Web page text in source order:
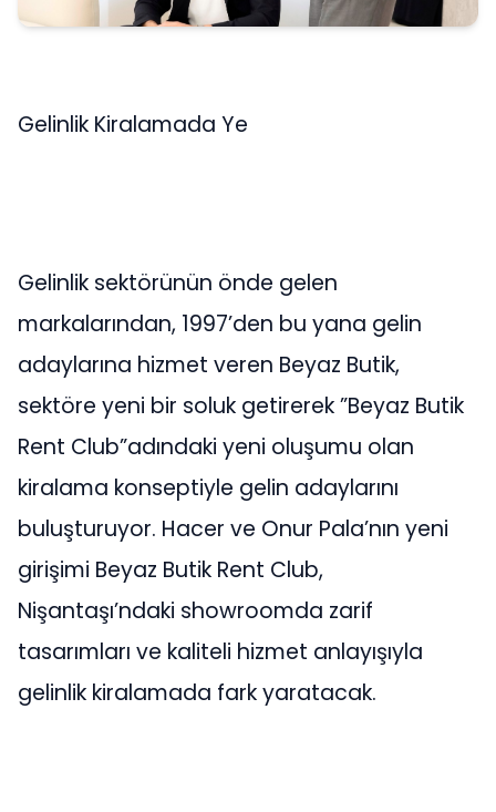
Gelinlik Kiralamada Ye
Gelinlik sektörünün önde gelen
markalarından, 1997’den bu yana gelin
adaylarına hizmet veren Beyaz Butik,
sektöre yeni bir soluk getirerek ”Beyaz Butik
Rent Club”adındaki yeni oluşumu olan
kiralama konseptiyle gelin adaylarını
buluşturuyor. Hacer ve Onur Pala’nın yeni
girişimi Beyaz Butik Rent Club,
Nişantaşı’ndaki showroomda zarif
tasarımları ve kaliteli hizmet anlayışıyla
gelinlik kiralamada fark yaratacak.